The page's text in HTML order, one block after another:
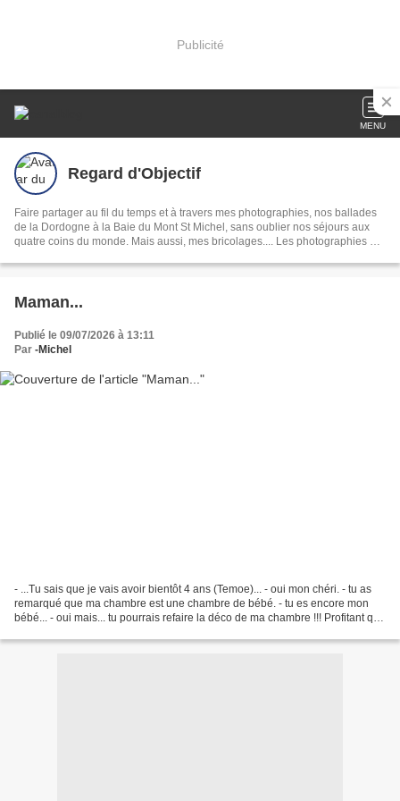
Publicité
MENU
Regard d'Objectif
Faire partager au fil du temps et à travers mes photographies, nos ballades
de la Dordogne à la Baie du Mont St Michel, sans oublier nos séjours aux
quatre coins du monde. Mais aussi, mes bricolages.... Les photographies de
Maman...
Publié le 09/07/2026 à 13:11
Par -Michel
- ...Tu sais que je vais avoir bientôt 4 ans (Temoe)... - oui mon chéri. - tu as
remarqué que ma chambre est une chambre de bébé. - tu es encore mon
bébé... - oui mais... tu pourrais refaire la déco de ma chambre !!! Profitant que